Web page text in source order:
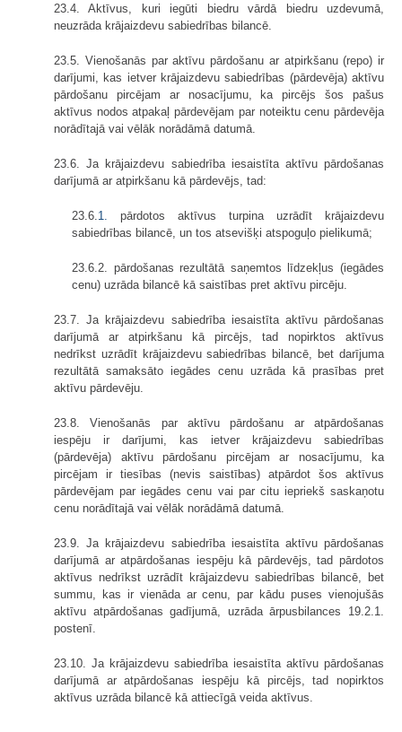
23.4. Aktīvus, kuri iegūti biedru vārdā biedru uzdevumā,
neuzrāda krājaizdevu sabiedrības bilancē.
23.5. Vienošanās par aktīvu pārdošanu ar atpirkšanu (repo) ir
darījumi, kas ietver krājaizdevu sabiedrības (pārdevēja) aktīvu
pārdošanu pircējam ar nosacījumu, ka pircējs šos pašus
aktīvus nodos atpakaļ pārdevējam par noteiktu cenu pārdevēja
norādītajā vai vēlāk norādāmā datumā.
23.6. Ja krājaizdevu sabiedrība iesaistīta aktīvu pārdošanas
darījumā ar atpirkšanu kā pārdevējs, tad:
23.6. 1. pārdotos aktīvus turpina uzrādīt krājaizdevu
sabiedrības bilancē, un tos atsevišķi atspoguļo pielikumā;
23.6.2. pārdošanas rezultātā saņemtos līdzekļus (iegādes
cenu) uzrāda bilancē kā saistības pret aktīvu pircēju.
23.7. Ja krājaizdevu sabiedrība iesaistīta aktīvu pārdošanas
darījumā ar atpirkšanu kā pircējs, tad nopirktos aktīvus
nedrīkst uzrādīt krājaizdevu sabiedrības bilancē, bet darījuma
rezultātā samaksāto iegādes cenu uzrāda kā prasības pret
aktīvu pārdevēju.
23.8. Vienošanās par aktīvu pārdošanu ar atpārdošanas
iespēju ir darījumi, kas ietver krājaizdevu sabiedrības
(pārdevēja) aktīvu pārdošanu pircējam ar nosacījumu, ka
pircējam ir tiesības (nevis saistības) atpārdot šos aktīvus
pārdevējam par iegādes cenu vai par citu iepriekš saskaņotu
cenu norādītajā vai vēlāk norādāmā datumā.
23.9. Ja krājaizdevu sabiedrība iesaistīta aktīvu pārdošanas
darījumā ar atpārdošanas iespēju kā pārdevējs, tad pārdotos
aktīvus nedrīkst uzrādīt krājaizdevu sabiedrības bilancē, bet
summu, kas ir vienāda ar cenu, par kādu puses vienojušās
aktīvu atpārdošanas gadījumā, uzrāda ārpusbilances 19.2.1.
postenī.
23.10. Ja krājaizdevu sabiedrība iesaistīta aktīvu pārdošanas
darījumā ar atpārdošanas iespēju kā pircējs, tad nopirktos
aktīvus uzrāda bilancē kā attiecīgā veida aktīvus.